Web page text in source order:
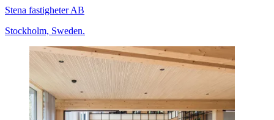
Stena fastigheter AB
Stockholm, Sweden.